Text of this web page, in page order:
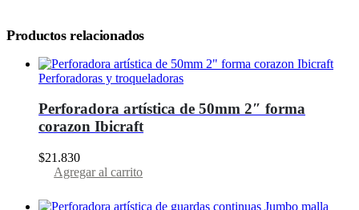
Productos relacionados
Perforadoras y troqueladoras
Perforadora artística de 50mm 2″ forma
corazon Ibicraft
$21.830
Agregar al carrito